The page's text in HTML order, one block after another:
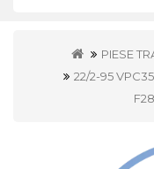
PIESE
22/2-95